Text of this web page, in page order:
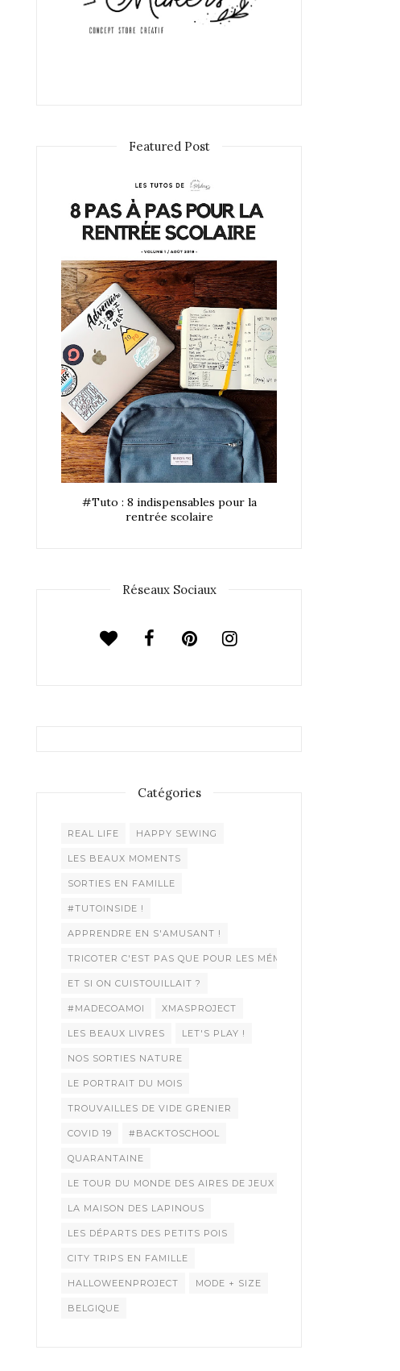
Featured Post
#Tuto : 8 indispensables pour la
rentrée scolaire
Réseaux Sociaux
Catégories
REAL LIFE HAPPY SEWING
LES BEAUX MOMENTS
SORTIES EN FAMILLE
#TUTOINSIDE !
APPRENDRE EN S'AMUSANT !
TRICOTER C'EST PAS QUE POUR LES MÉMÉES !
ET SI ON CUISTOUILLAIT ?
#MADECOAMOI XMASPROJECT
LES BEAUX LIVRES LET'S PLAY !
NOS SORTIES NATURE
LE PORTRAIT DU MOIS
TROUVAILLES DE VIDE GRENIER
COVID 19 #BACKTOSCHOOL
QUARANTAINE
LE TOUR DU MONDE DES AIRES DE JEUX
LA MAISON DES LAPINOUS
LES DÉPARTS DES PETITS POIS
CITY TRIPS EN FAMILLE
HALLOWEENPROJECT MODE + SIZE
BELGIQUE